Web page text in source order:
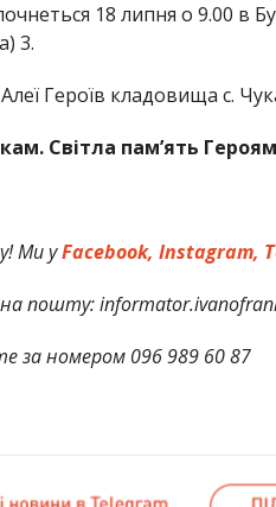
18 липня о 9.00 в
3.
Героїв кладовища с.
Світла пам’ять
Ми уFacebook, Instagram,
пошту:
за номером 096 989 60 87